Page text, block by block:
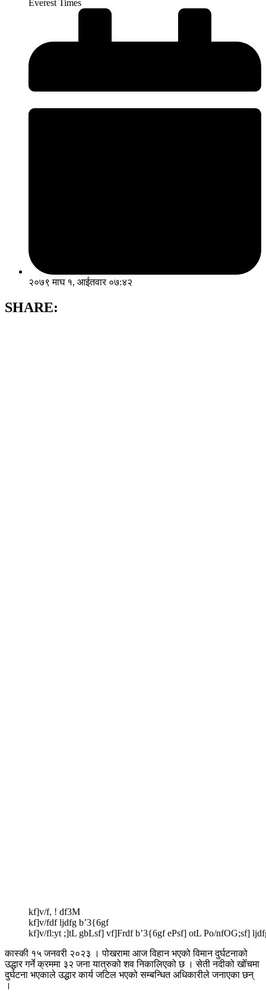
Everest Times
२०७९ माघ १, आईतवार ०७:४२
SHARE:
kf]v/f, ! df3M
kf]v/fdf ljdfg b’3{6gf
kf]v/fl:yt ;]tL gbLsf] vf]Frdf b’3{6gf ePsf] otL Po/nfOG;sf]
कास्की १५ जनवरी २०२३ । पोखरामा आज विहान भएको विमान दुर्घटनाको
उद्धार गर्ने क्रममा ३२ जना यात्रुको शव निकालिएको छ । सेती नदीको खोँचमा
दुर्घटना भएकाले उद्धार कार्य जटिल भएको सम्बन्धित अधिकारीले जनाएका छन्
।